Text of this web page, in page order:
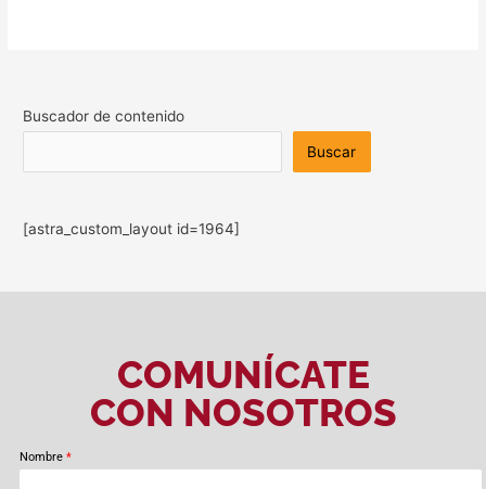
Buscador de contenido
Buscar
[astra_custom_layout id=1964]
COMUNÍCATE
CON NOSOTROS
Nombre *